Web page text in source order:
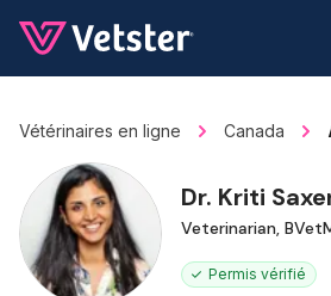
Vétérinaires en ligne Canada
Dr. Kriti
Veterinarian,
Permis vérifié